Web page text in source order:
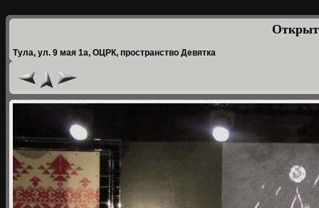
Тула, ул. 9 мая 1а, ОЦРК, пространство Девятка